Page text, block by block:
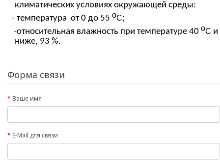
климатических условиях окружающей среды:
- температура от 0 до 55 оС;
-относительная влажность при температуре 40 оС и
ниже, 93 %.
Форма связи
Ваше имя
E-Mail для связи